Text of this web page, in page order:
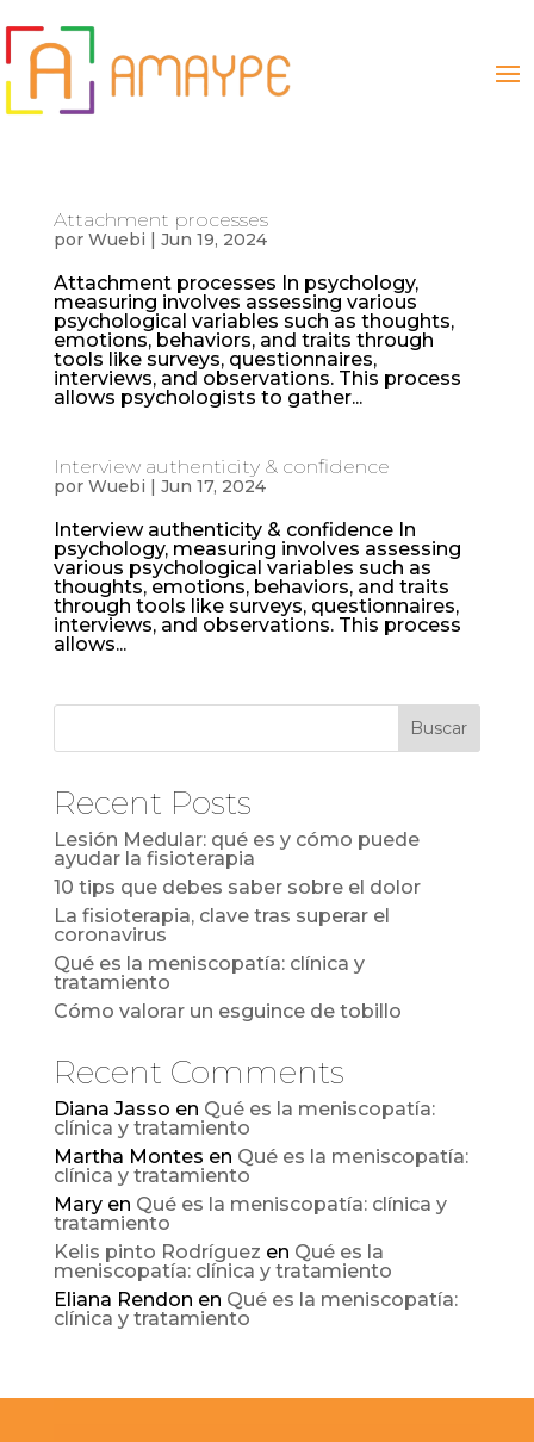
Attachment processes
por Wuebi | Jun 19, 2024
Attachment processes In psychology,
measuring involves assessing various
psychological variables such as thoughts,
emotions, behaviors, and traits through
tools like surveys, questionnaires,
interviews, and observations. This process
allows psychologists to gather...
Interview authenticity & confidence
por Wuebi | Jun 17, 2024
Interview authenticity & confidence In
psychology, measuring involves assessing
various psychological variables such as
thoughts, emotions, behaviors, and traits
through tools like surveys, questionnaires,
interviews, and observations. This process
allows...
Buscar
Recent Posts
Lesión Medular: qué es y cómo puede
ayudar la fisioterapia
10 tips que debes saber sobre el dolor
La fisioterapia, clave tras superar el
coronavirus
Qué es la meniscopatía: clínica y
tratamiento
Cómo valorar un esguince de tobillo
Recent Comments
Diana Jasso en Qué es la meniscopatía:
clínica y tratamiento
Martha Montes en Qué es la meniscopatía:
clínica y tratamiento
Maryen Qué es la meniscopatía: clínica y
tratamiento
Kelis pinto Rodríguez en Qué es la
meniscopatía: clínica y tratamiento
Eliana Rendon en Qué es la meniscopatía:
clínica y tratamiento